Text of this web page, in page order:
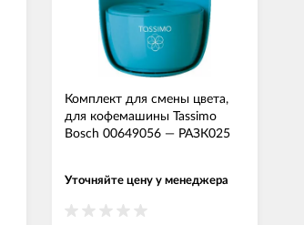
Комплект для смены цвета,
для кофемашины Tassimo
Bosch 00649056 — РАЗК025
Уточняйте цену у менеджера